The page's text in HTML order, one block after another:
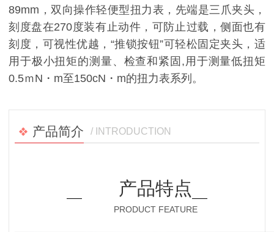
89mm，双向操作轻便型扭力表，先端是三爪夹头，
刻度盘在270度装有止动件，可防止过载，侧面也有
刻度，可视性优越，“推锁按钮”可轻松固定夹头，适
用于极小扭矩的测量、检查和紧固,用于测量低扭矩
0.5ｍN・m至150cN・m的扭力表系列。
产品简介 / INTRODUCTION
产品特点
PRODUCT FEATURE